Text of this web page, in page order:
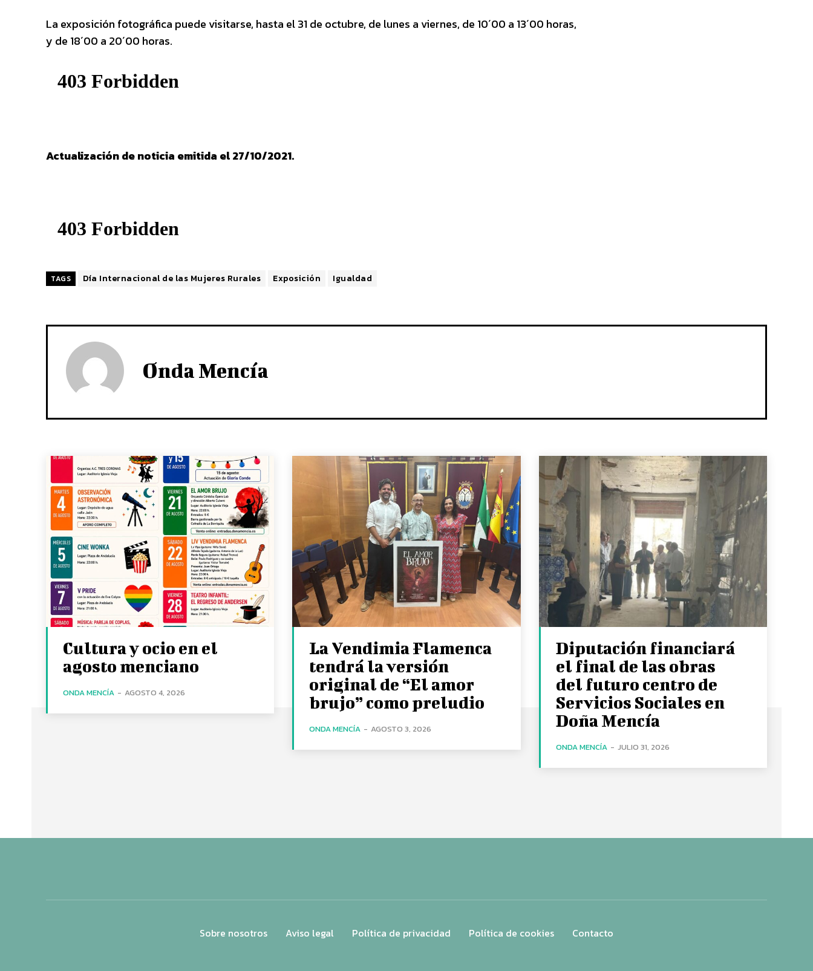
La exposición fotográfica puede visitarse, hasta el 31 de octubre, de lunes a viernes, de 10´00 a 13´00 horas,
y de 18´00 a 20´00 horas.
Actualización de noticia emitida el 27/10/2021.
TAGS Día Internacional de las Mujeres Rurales Exposición Igualdad
Onda Mencía
Cultura y ocio en el
agosto menciano
ONDA MENCÍA - AGOSTO 4, 2026
La Vendimia Flamenca
tendrá la versión
original de “El amor
brujo” como preludio
ONDA MENCÍA - AGOSTO 3, 2026
Diputación financiará
el final de las obras
del futuro centro de
Servicios Sociales en
Doña Mencía
ONDA MENCÍA - JULIO 31, 2026
Sobre nosotros Aviso legal Política de privacidad Política de cookies Contacto